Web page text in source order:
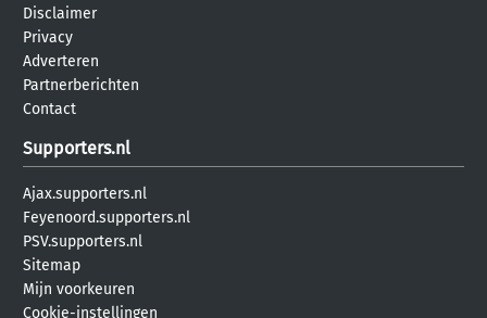
Disclaimer
Privacy
Adverteren
Partnerberichten
Contact
Supporters.nl
Ajax.supporters.nl
Feyenoord.supporters.nl
PSV.supporters.nl
Sitemap
Mijn voorkeuren
Cookie-instellingen